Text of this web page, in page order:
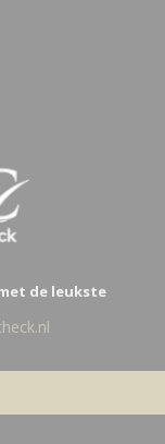
de leukste